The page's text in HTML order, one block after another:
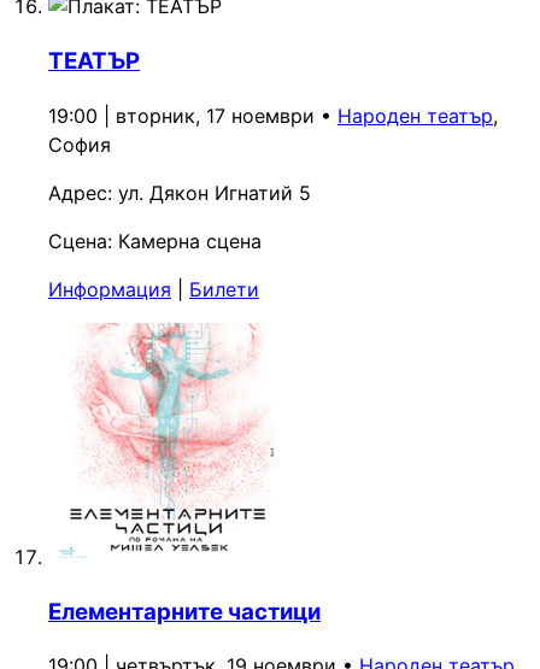
ТЕАТЪР
19:00 | вторник, 17 ноември • Народен театър,
София
Адрес: ул. Дякон Игнатий 5
Сцена: Камерна сцена
Информация
Билети
Елементарните частици